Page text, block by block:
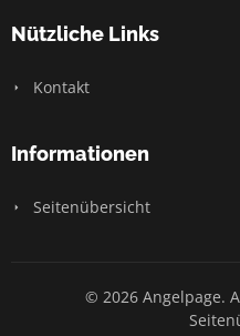
Nützliche Links
Kontakt
Informationen
Seitenübersicht
© 2026 Angelpage.